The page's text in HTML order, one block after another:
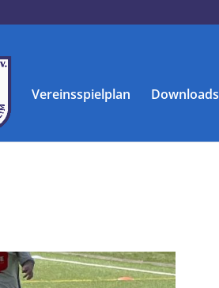
Vereinsspielplan Downloads